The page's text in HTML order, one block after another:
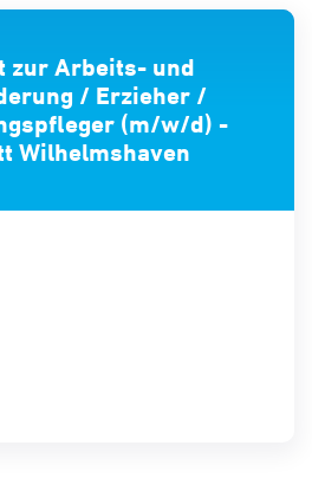
zur Arbeits- und
/ Erzieher /
(m/w/d) -
Wilhelmshaven